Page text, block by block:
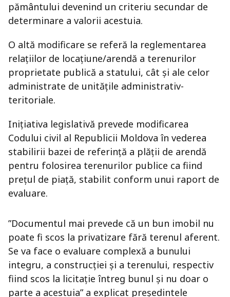
pământului devenind un criteriu secundar de
determinare a valorii acestuia.
O altă modificare se referă la reglementarea
relațiilor de locațiune/arendă a terenurilor
proprietate publică a statului, cât și ale celor
administrate de unitățile administrativ-
teritoriale.
Inițiativa legislativă prevede modificarea
Codului civil al Republicii Moldova în vederea
stabilirii bazei de referință a plății de arendă
pentru folosirea terenurilor publice ca fiind
prețul de piață, stabilit conform unui raport de
evaluare.
”Documentul mai prevede că un bun imobil nu
poate fi scos la privatizare fără terenul aferent.
Se va face o evaluare complexă a bunului
integru, a construcției și a terenului, respectiv
fiind scos la licitație întreg bunul și nu doar o
parte a acestuia” a explicat președintele